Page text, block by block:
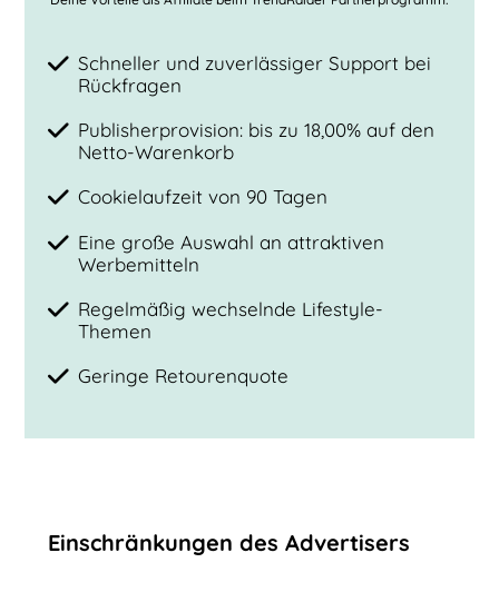
Schneller und zuverlässiger Support bei
Rückfragen
Publisherprovision: bis zu 18,00% auf den
Netto-Warenkorb
Cookielaufzeit von 90 Tagen
Eine große Auswahl an attraktiven
Werbemitteln
Regelmäßig wechselnde Lifestyle-
Themen
Geringe Retourenquote
Einschränkungen des Advertisers